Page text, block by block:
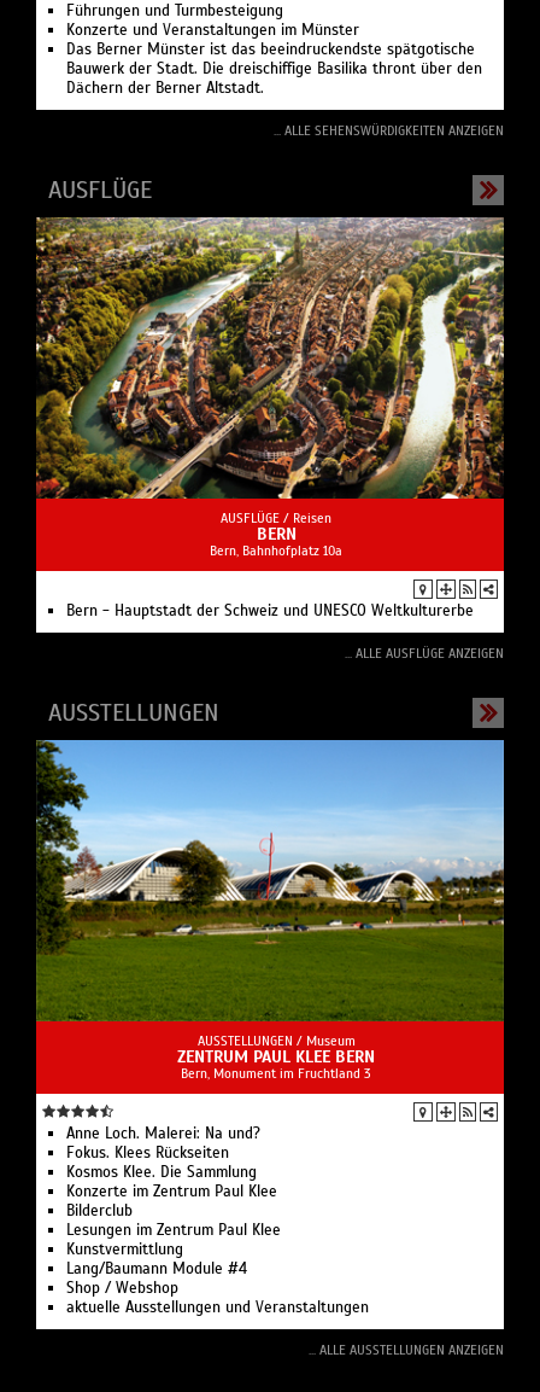
Führungen und Turmbesteigung
Konzerte und Veranstaltungen im Münster
Das Berner Münster ist das beeindruckendste spätgotische
Bauwerk der Stadt. Die dreischiffige Basilika thront über den
Dächern der Berner Altstadt.
... ALLE SEHENSWÜRDIGKEITEN ANZEIGEN
AUSFLÜGE
AUSFLÜGE / Reisen
BERN
Bern, Bahnhofplatz 10a
Bern - Hauptstadt der Schweiz und UNESCO Weltkulturerbe
... ALLE AUSFLÜGE ANZEIGEN
AUSSTELLUNGEN
AUSSTELLUNGEN / Museum
ZENTRUM PAUL KLEE BERN
Bern, Monument im Fruchtland 3
Anne Loch. Malerei: Na und?
Fokus. Klees Rückseiten
Kosmos Klee. Die Sammlung
Konzerte im Zentrum Paul Klee
Bilderclub
Lesungen im Zentrum Paul Klee
Kunstvermittlung
Lang/Baumann Module #4
Shop / Webshop
aktuelle Ausstellungen und Veranstaltungen
... ALLE AUSSTELLUNGEN ANZEIGEN